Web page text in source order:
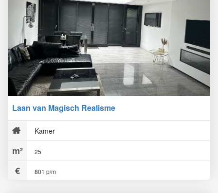
Laan van Magisch Realisme
Kamer
25
801 p/m